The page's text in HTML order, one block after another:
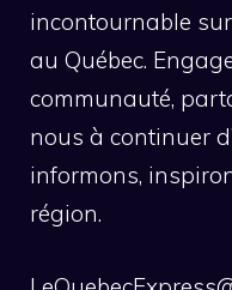
incontournable
au Québec.
communauté,
nous à continuer
informons,
région.